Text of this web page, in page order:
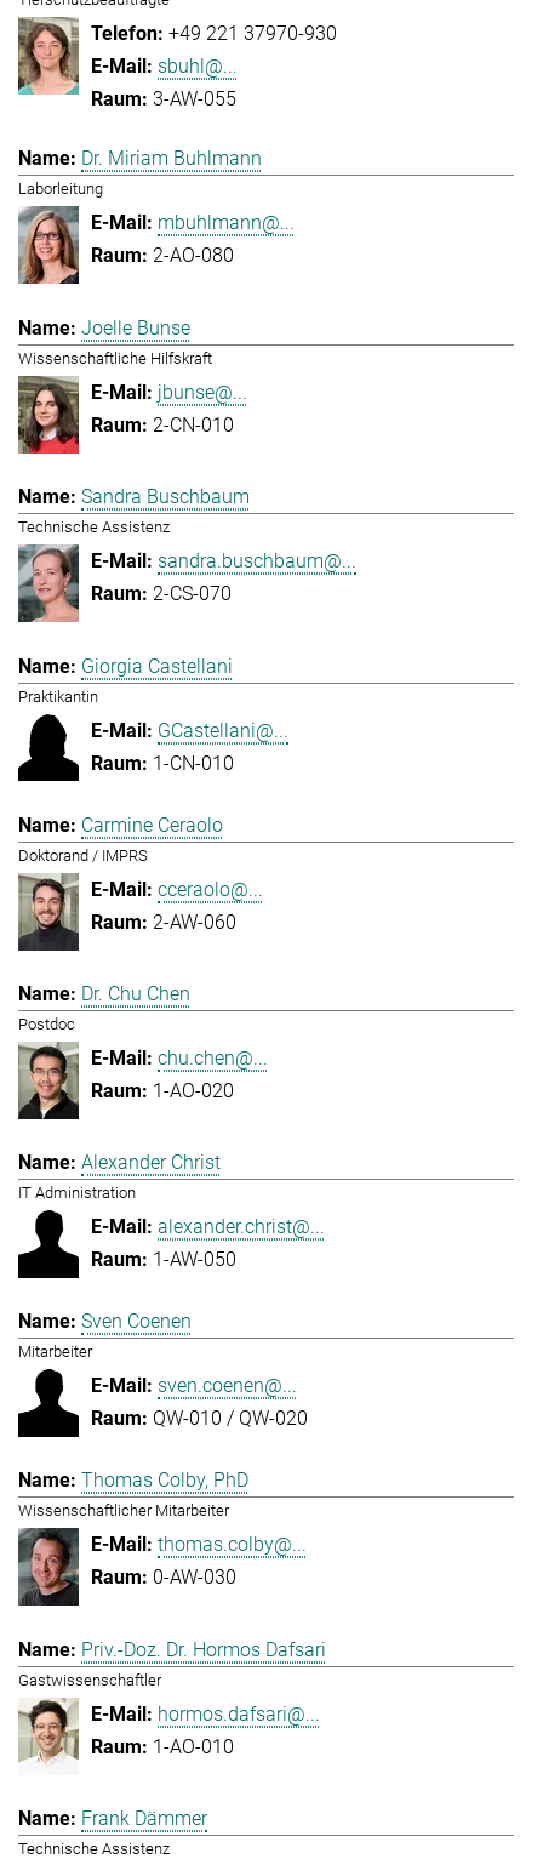
+49 221 37970-930
sbuhl@...
3-AW-055
Dr. Miriam Buhlmann
Laborleitung
mbuhlmann@...
2-AO-080
Joelle Bunse
Wissenschaftliche Hilfskraft
jbunse@...
2-CN-010
Sandra Buschbaum
Technische Assistenz
sandra.buschbaum@...
2-CS-070
Giorgia Castellani
Praktikantin
GCastellani@...
1-CN-010
Carmine Ceraolo
Doktorand / IMPRS
cceraolo@...
2-AW-060
Dr. Chu Chen
Postdoc
chu.chen@...
1-AO-020
Alexander Christ
IT Administration
alexander.christ@...
1-AW-050
Sven Coenen
Mitarbeiter
sven.coenen@...
QW-010 / QW-020
Thomas Colby, PhD
Wissenschaftlicher Mitarbeiter
thomas.colby@...
0-AW-030
Priv.-Doz. Dr. Hormos Dafsari
Gastwissenschaftler
hormos.dafsari@...
1-AO-010
Frank Dämmer
Technische Assistenz